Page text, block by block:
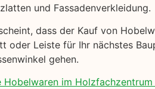
und Fassadenverkleidung.
dass der Kauf von
oder Leiste für Ihr nächstes
gehen.
Hobelwaren im Holzfachzentrum